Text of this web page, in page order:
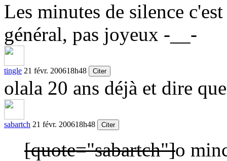
Les minutes de silence
général, pas joyeux -__-
tingle 21 févr. 200618h48 Citer
olala 20 ans déjà et dire
sabartch 21 févr. 200618h48 Citer
[quote="sabartch"]o